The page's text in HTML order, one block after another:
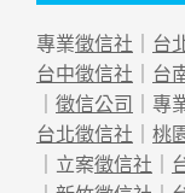
專業徵信社 ｜ 台
台中徵信社 ｜ 台
｜ 徵信公司 ｜專
台北徵信社 ｜ 桃
｜立案徵信社 ｜